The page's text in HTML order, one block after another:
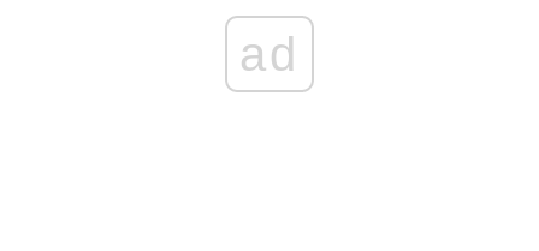
ad